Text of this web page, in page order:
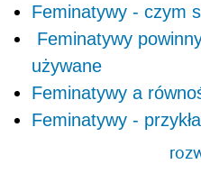
Feminatywy - czym
Feminatywy
używane
Feminatywy a
Feminatywy -